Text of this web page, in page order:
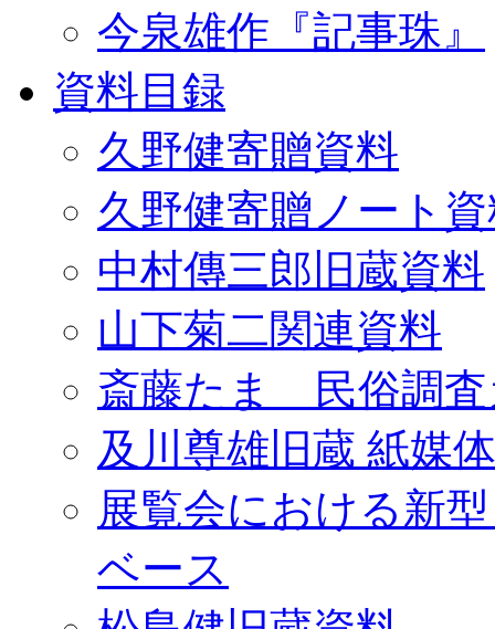
今泉雄作『記事珠』
資料目録
久野健寄贈資料
久野健寄贈ノート
中村傳三郎旧蔵資料
山下菊二関連資料
斎藤たま 民俗調査
及川尊雄旧蔵 紙媒
展覧会における新
ベース